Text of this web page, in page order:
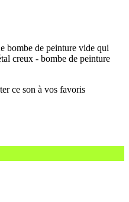
bombe de peinture vide qui
creux - bombe de peinture